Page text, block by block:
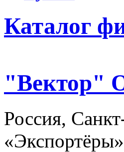
Каталог
"Вектор"
Россия,